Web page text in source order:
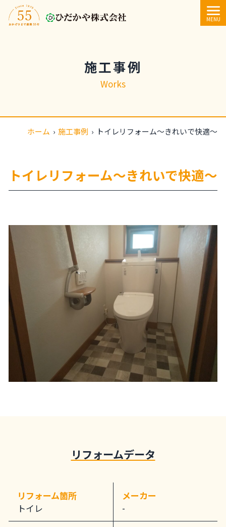
内容をスキップ
MENU
施工事例
Works
ホーム › 施工事例 › トイレリフォーム～きれいで快適～
トイレリフォーム～きれいで快適～
リフォームデータ
リフォーム箇所
トイレ
メーカー
-